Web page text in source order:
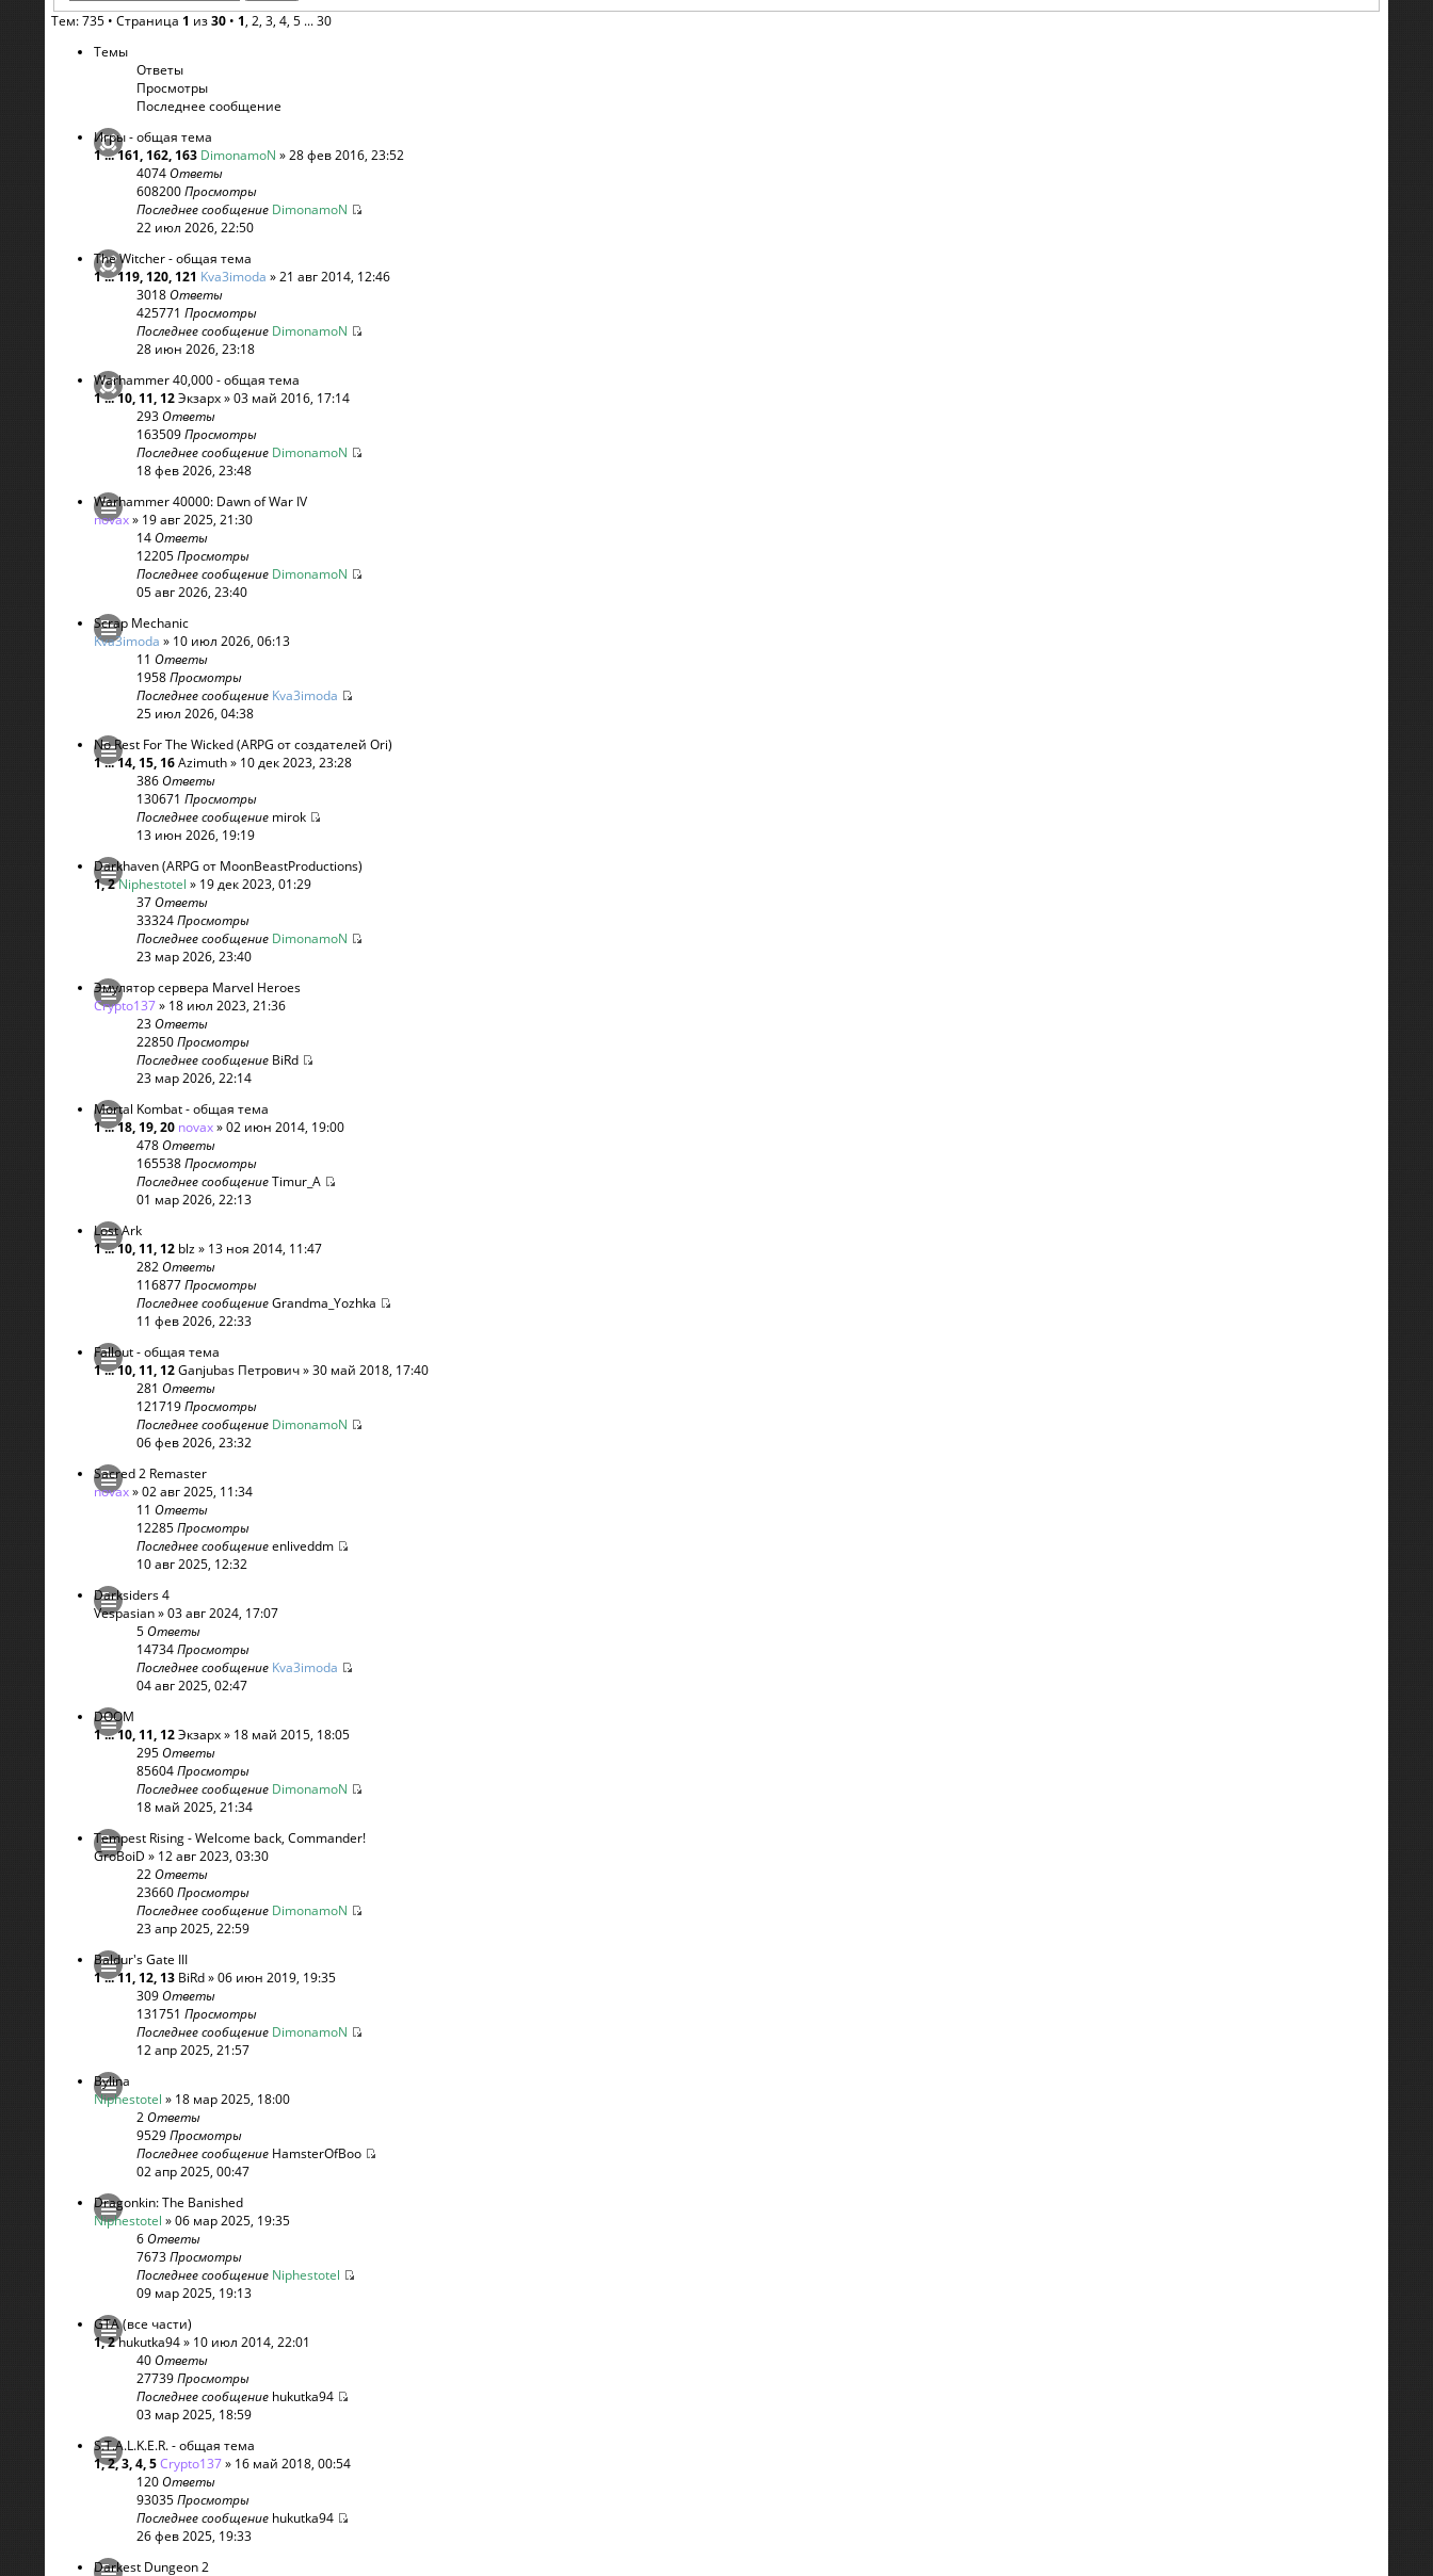
Тем: 735 • Страница 1 из30 • 1, 2, 3, 4, 5 ...30
Темы
Ответы
Просмотры
Последнее сообщение
Игры - общая тема
1...161, 162, 163 DimonamoN » 28 фев 2016, 23:52
4074Ответы
608200Просмотры
Последнее сообщение DimonamoN
22 июл 2026, 22:50
The Witcher - общая тема
1...119, 120, 121 Kva3imoda » 21 авг 2014, 12:46
3018Ответы
425771 Просмотры
Последнее сообщение DimonamoN
28 июн 2026, 23:18
Warhammer 40,000 - общая тема
1...10, 11, 12Экзарх» 03 май 2016, 17:14
293Ответы
163509Просмотры
Последнее сообщение DimonamoN
18 фев 2026, 23:48
Warhammer 40000: Dawn of War IV
novax» 19 авг 2025, 21:30
14Ответы
12205Просмотры
Последнее сообщение DimonamoN
05 авг 2026, 23:40
Scrap Mechanic
Kva3imoda » 10 июл 2026, 06:13
11 Ответы
1958Просмотры
Последнее сообщение Kva3imoda
25 июл 2026, 04:38
No Rest For The Wicked (ARPG от создателей Ori)
1...14, 15, 16Azimuth» 10 дек 2023, 23:28
386Ответы
130671 Просмотры
Последнее сообщение mirok
13 июн 2026, 19:19
Darkhaven (ARPG от MoonBeastProductions)
1,2Niphestotel » 19 дек 2023, 01:29
37Ответы
33324Просмотры
Последнее сообщение DimonamoN
23 мар 2026, 23:40
Эмулятор сервера Marvel Heroes
Crypto137» 18 июл 2023, 21:36
23Ответы
22850Просмотры
Последнее сообщение BiRd
23 мар 2026, 22:14
Mortal Kombat - общая тема
1...18, 19,20 novax» 02 июн 2014, 19:00
478Ответы
165538Просмотры
Последнее сообщениеTimur_A
01 мар 2026, 22:13
Lost Ark
1...10, 11, 12 blz» 13 ноя 2014, 11:47
282Ответы
116877Просмотры
Последнее сообщениеGrandma_Yozhka
11 фев 2026, 22:33
Fallout - общая тема
1...10, 11, 12Ganjubas Петрович» 30 май 2018, 17:40
281 Ответы
121719Просмотры
Последнее сообщение DimonamoN
06 фев 2026, 23:32
Sacred 2 Remaster
novax» 02 авг 2025, 11:34
11 Ответы
12285Просмотры
Последнее сообщениеenliveddm
10 авг 2025, 12:32
Darksiders 4
Vespasian» 03 авг 2024, 17:07
5Ответы
14734Просмотры
Последнее сообщение Kva3imoda
04 авг 2025, 02:47
DOOM
1...10, 11, 12Экзарх» 18 май 2015, 18:05
295Ответы
85604Просмотры
Последнее сообщение DimonamoN
18 май 2025, 21:34
Tempest Rising - Welcome back, Commander!
GroBoiD » 12 авг 2023, 03:30
22Ответы
23660Просмотры
Последнее сообщение DimonamoN
23 апр 2025, 22:59
Baldur's Gate III
1...11, 12, 13 BiRd» 06 июн 2019, 19:35
309Ответы
131751 Просмотры
Последнее сообщение DimonamoN
12 апр 2025, 21:57
Bylina
Niphestotel » 18 мар 2025, 18:00
2Ответы
9529Просмотры
Последнее сообщение HamsterOfBoo
02 апр 2025, 00:47
Dragonkin: The Banished
Niphestotel » 06 мар 2025, 19:35
6Ответы
7673Просмотры
Последнее сообщение Niphestotel
09 мар 2025, 19:13
GTA (все части)
1,2hukutka94» 10 июл 2014, 22:01
40Ответы
27739Просмотры
Последнее сообщение hukutka94
03 мар 2025, 18:59
S.T.A.L.K.E.R. - общая тема
1,2,3,4,5Crypto137» 16 май 2018, 00:54
120Ответы
93035Просмотры
Последнее сообщение hukutka94
26 фев 2025, 19:33
Darkest Dungeon 2